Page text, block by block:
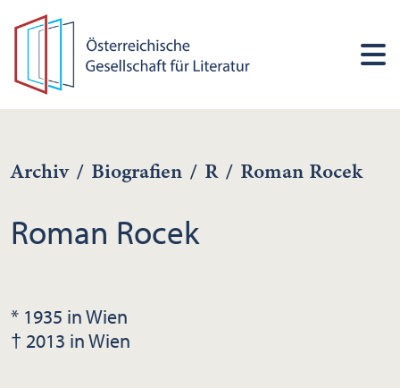
Archiv / Biografien / R / Roman Rocek
Roman Rocek
* 1935 in Wien
† 2013 in Wien